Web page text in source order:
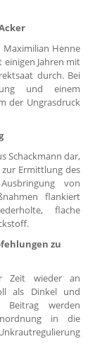
Henne
einigen Jahren mit
durch. Bei
und einem
der Ungrasdruck
Schackmann dar,
Ermittlung des
von
flankiert
flache
zu
Zeit wieder an
als Dinkel und
werden
in die